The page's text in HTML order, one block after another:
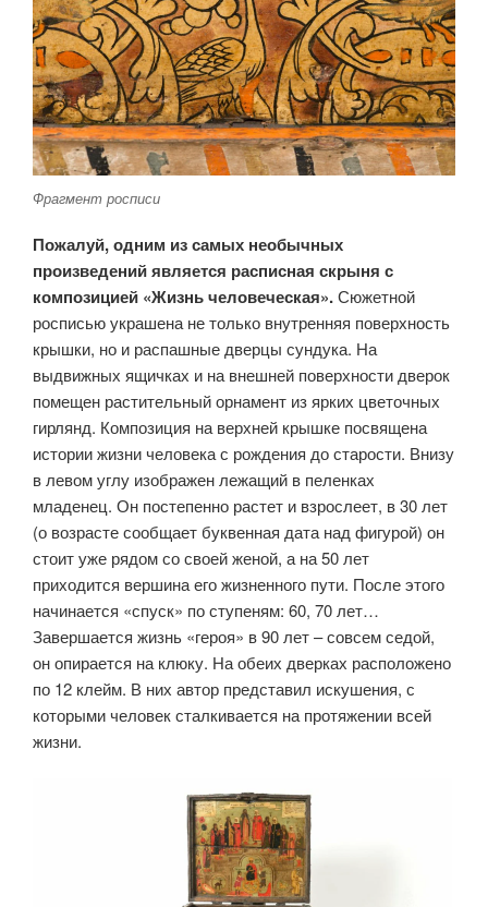
Фрагмент росписи
Пожалуй, одним из самых необычных
произведений является расписная скрыня с
композицией «Жизнь человеческая».Сюжетной
росписью украшена не только внутренняя поверхность
крышки, но и распашные дверцы сундука. На
выдвижных ящичках и на внешней поверхности дверок
помещен растительный орнамент из ярких цветочных
гирлянд. Композиция на верхней крышке посвящена
истории жизни человека с рождения до старости. Внизу
в левом углу изображен лежащий в пеленках
младенец. Он постепенно растет и взрослеет, в 30 лет
(о возрасте сообщает буквенная дата над фигурой) он
стоит уже рядом со своей женой, а на 50 лет
приходится вершина его жизненного пути. После этого
начинается «спуск» по ступеням: 60, 70 лет…
Завершается жизнь «героя» в 90 лет – совсем седой,
он опирается на клюку. На обеих дверках расположено
по 12 клейм. В них автор представил искушения, с
которыми человек сталкивается на протяжении всей
жизни.